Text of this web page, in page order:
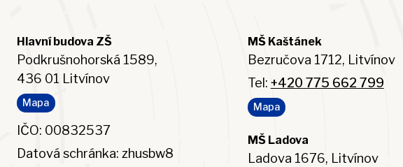
Hlavní budova ZŠ
Podkrušnohorská 1589,
436 01 Litvínov
Mapa
IČO: 00832537
Datová schránka: zhusbw8
MŠ Kaštánek
Bezručova 1712, Litvínov
Tel: +420 775 662 799
Mapa
MŠ Ladova
Ladova 1676, Litvínov